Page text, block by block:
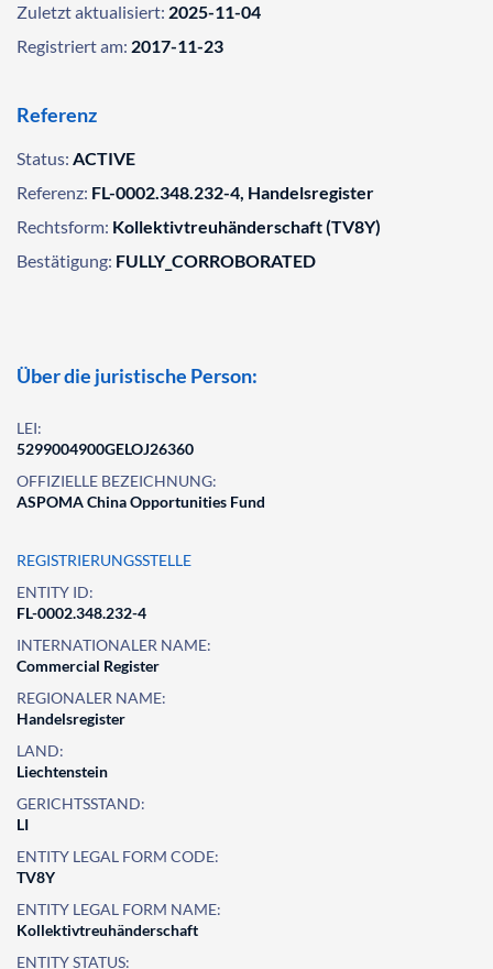
Zuletzt aktualisiert: 2025-11-04
Registriert am: 2017-11-23
Referenz
Status: ACTIVE
Referenz: FL-0002.348.232-4, Handelsregister
Rechtsform: Kollektivtreuhänderschaft (TV8Y)
Bestätigung: FULLY_CORROBORATED
Über die juristische Person:
LEI:
5299004900GELOJ26360
OFFIZIELLE BEZEICHNUNG:
ASPOMA China Opportunities Fund
REGISTRIERUNGSSTELLE
ENTITY ID:
FL-0002.348.232-4
INTERNATIONALER NAME:
Commercial Register
REGIONALER NAME:
Handelsregister
LAND:
Liechtenstein
GERICHTSSTAND:
LI
ENTITY LEGAL FORM CODE:
TV8Y
ENTITY LEGAL FORM NAME:
Kollektivtreuhänderschaft
ENTITY STATUS: